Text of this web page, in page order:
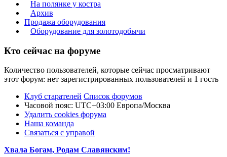
На полянке у костра
Архив
Продажа оборудования
Оборудование для золотодобычи
Кто сейчас на форуме
Количество пользователей, которые сейчас просматривают
этот форум: нет зарегистрированных пользователей и 1 гость
Клуб старателей Список форумов
Часовой пояс: UTC+03:00 Европа/Москва
Удалить cookies форума
Наша команда
Связаться с управой
Хвала Богам, Родам Славянским!